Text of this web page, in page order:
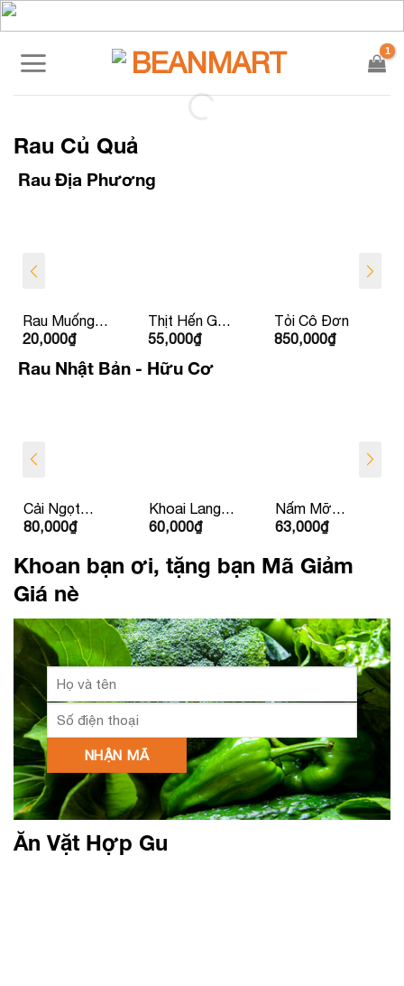
Skip
to
content
Rau Củ Quả
Rau Địa Phương
Rau Muống
La Hường
20,000₫
Thịt Hến Gò
Nổi
55,000₫
Tỏi Cô Đơn
850,000₫
Rau Nhật Bản - Hữu Cơ
Cải Ngọt
Nhật
80,000₫
Khoai Lang
Nhật
60,000₫
Nấm Mỡ
Yoshi Nâu
63,000₫
Khoan bạn ơi, tặng bạn Mã Giảm
Giá nè
Ăn Vặt Hợp Gu